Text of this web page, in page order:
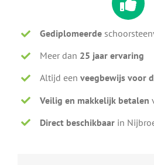
Gediplomeerde
Meer dan 25 jaar ervaring
Altijd eenveegbewijs voor
Veilig en makkelijk betalen
Direct beschikbaar in